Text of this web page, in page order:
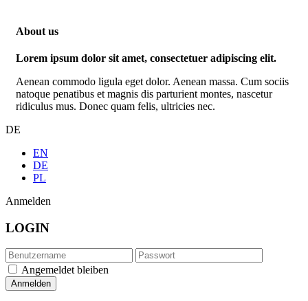
About us
Lorem ipsum dolor sit amet, consectetuer adipiscing elit.
Aenean commodo ligula eget dolor. Aenean massa. Cum sociis
natoque penatibus et magnis dis parturient montes, nascetur
ridiculus mus. Donec quam felis, ultricies nec.
DE
EN
DE
PL
Anmelden
LOGIN
Angemeldet bleiben